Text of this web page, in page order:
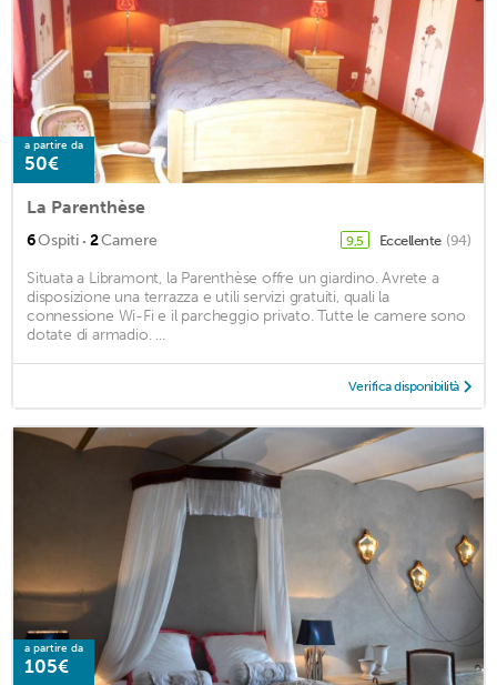
a partire da
50€
La Parenthèse
6Ospiti · 2Camere 9,5 Eccellente (94)
Situata a Libramont, la Parenthèse offre un giardino. Avrete a
disposizione una terrazza e utili servizi gratuiti, quali la
connessione Wi-Fi e il parcheggio privato. Tutte le camere sono
dotate di armadio. ...
Verifica disponibilità
a partire da
105€